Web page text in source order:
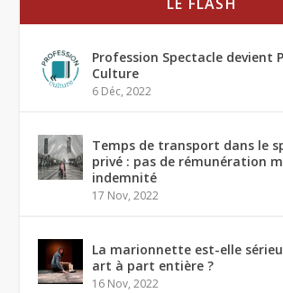
Profession Spectacle devient
Culture
6 Déc, 2022
Temps de transport dans le
privé : pas de rémunération
indemnité
17 Nov, 2022
La marionnette est-elle
art à part entière ?
16 Nov, 2022